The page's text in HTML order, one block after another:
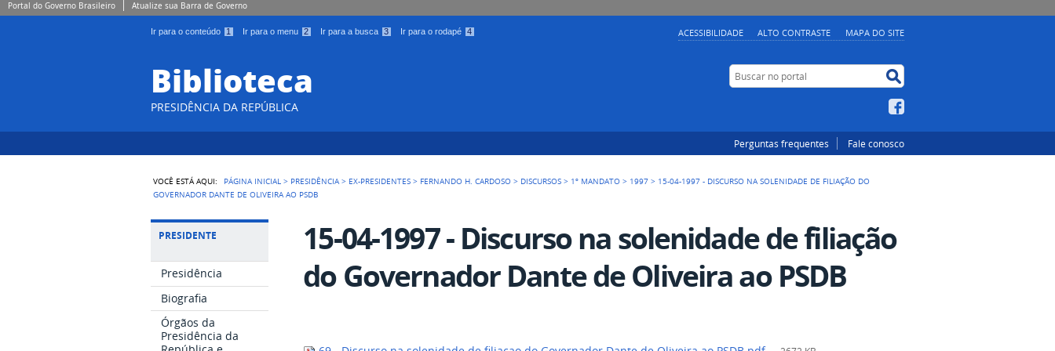
Portal do Governo Brasileiro Atualize sua Barra de Governo
Ir para o conteúdo 1 Ir para o menu 2 Ir para a busca 3 Ir para o rodapé 4 ACESSIBILIDADE ALTO CONTRASTE MAPA DO SITE
Biblioteca
PRESIDÊNCIA DA REPÚBLICA
Buscar no portal
Perguntas frequentes Fale conosco
VOCÊ ESTÁ AQUI: PÁGINA INICIAL > PRESIDÊNCIA > EX-PRESIDENTES > FERNANDO H. CARDOSO > DISCURSOS > 1º MANDATO > 1997 > 15-04-1997 - DISCURSO NA SOLENIDADE DE FILIAÇÃO DO
GOVERNADOR DANTE DE OLIVEIRA AO PSDB
PRESIDENTE
Presidência
Biografia
Órgãos da
Presidência da
15-04-1997 - Discurso na solenidade de filiação
do Governador Dante de Oliveira ao PSDB